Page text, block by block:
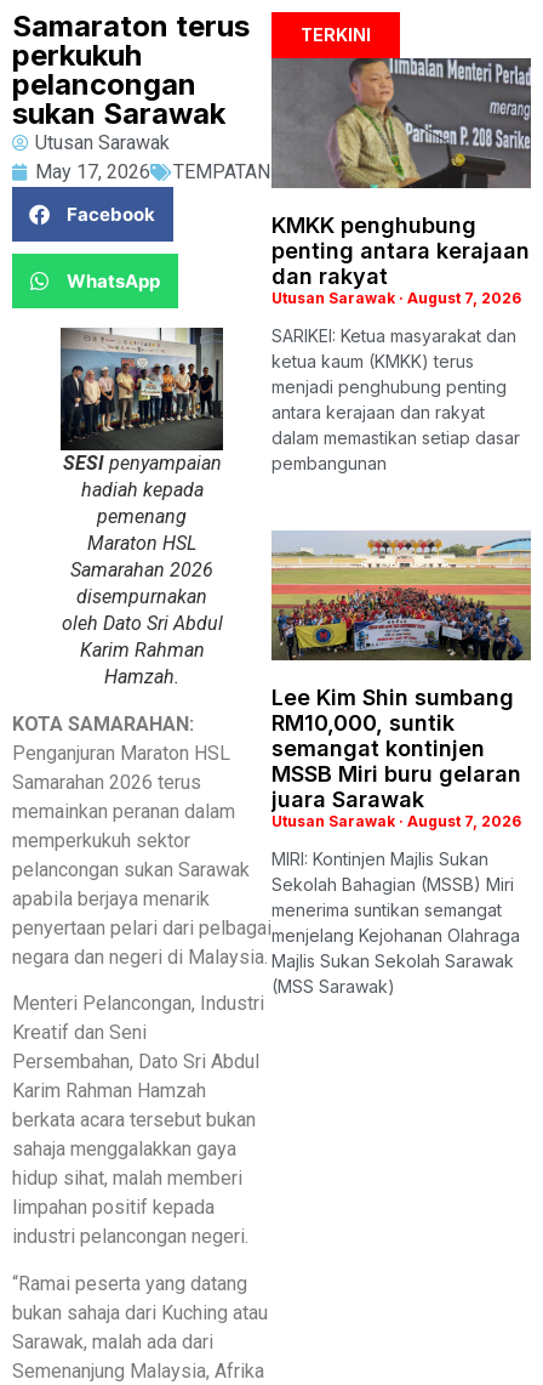
Samaraton terus
perkukuh
pelancongan
sukan Sarawak
Utusan Sarawak
May 17, 2026
TEMPATAN
Facebook
WhatsApp
SESI penyampaian
hadiah kepada
pemenang
Maraton HSL
Samarahan 2026
disempurnakan
oleh Dato Sri Abdul
Karim Rahman
Hamzah.
KOTA SAMARAHAN:
Penganjuran Maraton HSL
Samarahan 2026 terus
memainkan peranan dalam
memperkukuh sektor
pelancongan sukan Sarawak
apabila berjaya menarik
penyertaan pelari dari pelbagai
negara dan negeri di Malaysia.
Menteri Pelancongan, Industri
Kreatif dan Seni
Persembahan, Dato Sri Abdul
Karim Rahman Hamzah
berkata acara tersebut bukan
sahaja menggalakkan gaya
hidup sihat, malah memberi
limpahan positif kepada
industri pelancongan negeri.
“Ramai peserta yang datang
bukan sahaja dari Kuching atau
Sarawak, malah ada dari
Semenanjung Malaysia, Afrika
TERKINI
KMKK penghubung
penting antara kerajaan
dan rakyat
Utusan Sarawak August 7, 2026
SARIKEI: Ketua masyarakat dan
ketua kaum (KMKK) terus
menjadi penghubung penting
antara kerajaan dan rakyat
dalam memastikan setiap dasar
pembangunan
Lee Kim Shin sumbang
RM10,000, suntik
semangat kontinjen
MSSB Miri buru gelaran
juara Sarawak
Utusan Sarawak August 7, 2026
MIRI: Kontinjen Majlis Sukan
Sekolah Bahagian (MSSB) Miri
menerima suntikan semangat
menjelang Kejohanan Olahraga
Majlis Sukan Sekolah Sarawak
(MSS Sarawak)